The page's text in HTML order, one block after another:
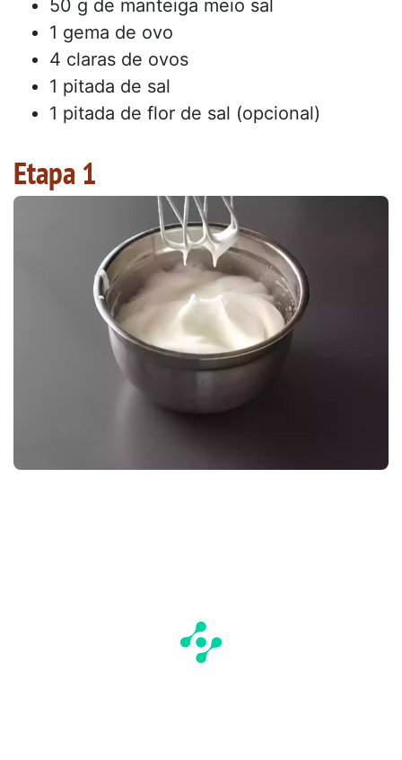
50 g de manteiga meio sal
1 gema de ovo
4 claras de ovos
1 pitada de sal
1 pitada de flor de sal (opcional)
Etapa 1